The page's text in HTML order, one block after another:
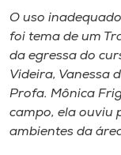
Portal de Ensino
A
Unoesc
O uso
foi tema de um
da egressa do
Videira, Vanessa
Profa. Mônica
campo, ela ouviu
ambientes da